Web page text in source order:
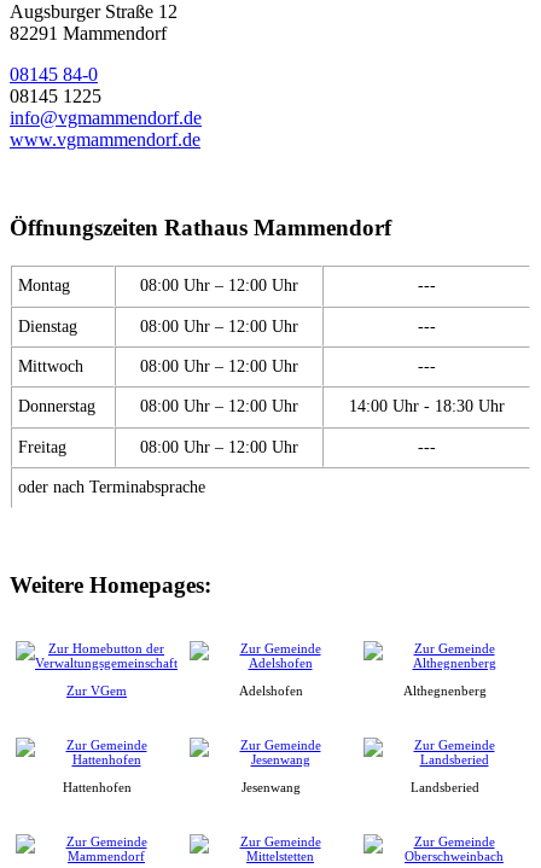
Augsburger Straße 12
82291 Mammendorf
08145 84-0
08145 1225
info@vgmammendorf.de
www.vgmammendorf.de
Öffnungszeiten Rathaus Mammendorf
Montag 08:00 Uhr – 12:00 Uhr ---
Dienstag 08:00 Uhr – 12:00 Uhr ---
Mittwoch 08:00 Uhr – 12:00 Uhr ---
Donnerstag 08:00 Uhr – 12:00 Uhr 14:00 Uhr - 18:30 Uhr
Freitag 08:00 Uhr – 12:00 Uhr ---
oder nach Terminabsprache
Weitere Homepages:
Zur VGem Adelshofen Althegnenberg
Hattenhofen Jesenwang Landsberied